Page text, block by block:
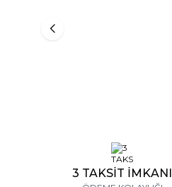
3 TAKSİT İMKANI